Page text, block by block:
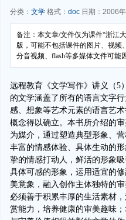
分类： 文学 格式： doc 日期：2006
备注：本文章/文件仅为课件“浙江
版，可能不包括课件的图片、视频
分音视频、flash等多媒体文件可能
远程教育《文学写作》讲义（5） 审美文体 文学是语言的艺术，人们对它的理解有广狭之别。广义的文学涵盖了所有的语言文字行为与作品，包括口头与书面两种形式；狭义的文学则指综合了情感、想象等艺术元素的语言艺术行为与作品。在我国的魏晋时期，西方的16-18世纪，狭义的文学概念得以确立。本书所介绍的审美文体（也称文学文体）即指狭义的文学。 审美文体以语言文字为媒介，通过塑造典型形象、营构审美意境，反映社会生活、表达思想情感、体现审美趣味。独特丰富的情感体验、具体生动的形象刻画、意蕴深厚的审美特质是审美文体的鲜明特点，它主要以真挚的情感打动人，鲜活的形象吸引人，意味无穷的美感感染人。审美文体的创作要义在于通过塑造具体可感的形象，运用适宜的修辞技法，在作品当中营造含蓄蕴藉的审美意境，建构意蕴丰厚的审美意象，融入创作主体独特的审美体验，唤起读者不同层面的审美感悟。因此，要写好审美文体，必须善于积累丰厚的生活素材，注重真切细腻的情感体验；不断加强个人的美学修养，提高审美鉴赏能力，培养健康的审美趣味；增强语言驾驭能力，拓展艺术想象力。这样，才能创造出认识价值与审美价值相得益彰的文学佳作。 审美文体的表现形态是多种多样的，通常有“二分法”、“三分法”、“四分法”等几种分类方式。 我国古代习惯上将文学作品分为韵文和散文两大类。把诗、赋这样在语言上讲究音节韵律的文学样式称为韵文，而将寓言、神话等其它不讲究音节韵律的散体文章统称为散文。 “三分法”是西方较为流行的分类方法，根据塑造艺术形象方式的不同，把文学文体分为叙事类、抒情类和戏剧类。叙事类文学主要通过塑造人物形象、描述事件来反映现实生活；抒情类文学主要通过抒发作者个人的情致反映现实生活；戏剧类文学则主要通过对人物、事件、时间和场景的精心安排，依靠人物的语言行动展开强烈的戏剧冲突，塑造鲜明的人物形象，充分体现戏剧的主题。还有人根据文学这一审美意识形态对现实反映方式的不同，将审美文体划分为现实型、理想型和象征型三类。现实型文学重在以写实的方式再现客观现实，理想型文学重在以直接抒情的方式表现主观理想，象征型文学则重在以暗示的方式寄寓审美意蕴。 “四分法”是“五四”以来我国文艺理论界较为常用的分类方法。一般地，根据文学作品在语言运用、结构方式、表现手法等外部形态方面的基本特点，分为诗歌、散文、小说和戏剧文学。“四分法”相对于“二分法”、“三分法”来说，既考虑到了审美文体艺术形象的构成特点，又注意到了各种体裁的差异，更具科学性与概括力。 本课程采信“四分法”，分别对诗歌、散文、小说和戏剧文学进行介绍。 第四章 诗 歌 一、诗歌的涵义 诗歌是一种高度凝练集中地反映生活，用丰富的想像、富有节奏感和韵律美的语言来抒发情感的文学体裁。诗歌渊远流长，是人类历史上最早出现的一种文学样式。古代称合乐者为歌，不合乐者为诗，近现代一般统称为诗歌或诗。 我想，在文艺作品发生的次序中，恐怕是诗歌在先，小说在后的。诗歌起于劳动和宗教。其一，因劳动时，一面工作，一面唱歌，可以忘却劳苦，所以从单纯的呼叫发展开去，直到发挥自己的心意和感情，并偕有自然的韵调；其二，是因为原始民族对于神明，渐因畏惧而生敬仰，于是歌颂其威灵，赞叹其功烈，也就成了诗歌的起源。……所以诗歌是韵文，从劳动时发生的；小说是散文，从休息时发生的。 摘自《鲁迅全集·中国小说的历史的变迁》 诗歌与音乐跳舞是同源的，而且在最初是一种三位一体的综合艺术。古希腊的诗歌跳舞音乐三种艺术都起源于酒神祭典。酒神(Dionysus)是繁殖的象征，在他的祭典中，主祭者和信徒们披戴葡萄及各种植物枝叶，狂歌曼舞，助以竖琴(Lyfe)各种乐器。从这祭典的歌舞中后来演出抒情诗，(原为颂神诗，)再后来演为悲剧及喜剧(原为扮酒神的主祭官和与祭者的对唱。)这是歌舞乐同源的最早证据(参看Aristotle：Poetics；Euripides：Bacchae；Nietzsche：Bith of Tragedy诸书)。 近代西方学者对于非澳诸洲土人的研究，以及中国学者对于边疆民族如苗、瑶、萨、满诸部落的研究，所得到的歌乐舞同源的证据更多。 摘自《朱光潜美学文学论文选集》 （二）诗歌的发展历史 春秋时期编成的《诗经》是中国最早的诗歌总集，标志着我国诗歌完成了从口头到书面、民间到宫廷的转变。战国时代，以屈原为代表的《楚辞》骚体诗的出现则标志着我国诗歌从民间集体歌唱向诗人独立创作的更高阶段的发展。此后，中国古典诗歌经过汉乐府民歌、五言古体诗的发展，魏晋南北朝时期“建安风骨”的形成，晋宋之际玄言诗、山水诗的更迭，至唐代步入全盛时期，李白、杜甫双峰并峙，是盛唐诗歌的杰出代表。兴于唐盛于宋可合乐歌唱的新诗体——词及元代出现的曲，进一步丰富了中国古典诗歌园地。 诗经 周南·关雎 关关雎鸠，在河之洲。窈窕淑女，君子好逑。 参差荇菜，左右流之。窈窕淑女，寤寐求之。 求之不得，寤寐思服。悠哉悠哉，辗转反侧。 参差荇菜，左右采之。窈窕淑女，琴瑟友之。 参差荇菜，左右芼之。窈窕淑女，钟鼓乐之。 离骚（节选） 帝高阳之苗裔兮，朕皇考曰伯庸。摄提贞于孟陬兮，惟庚寅吾以降。 皇览揆余于初度兮，肇锡余亦嘉名：名余曰正则兮，字余曰灵均。 纷吾既有此内美兮，又重之以修能：扈江离与辟芷兮，纫秋兰以为佩。 汩余若将不及兮，恐年岁之不吾与。朝搴阰之木兰兮，夕揽洲之宿莽。 日月忽其不淹兮，春与秋其代序。惟草木之零落兮，恐美人之迟暮。 汉乐府选 上邪 上邪！我欲与君相知，长命无绝衰。山无陵，江水为竭，冬雷震震，夏雨雪，天地合，乃敢与君绝！ 江南 江南可採莲，莲叶何田田。鱼戏莲叶东，鱼戏莲叶西，鱼戏莲叶南，鱼戏莲叶北。 近现代之交，白话诗应时而生。其后，新格律诗、自由体诗、散文诗等新诗亚种如雨后春笋层出不穷。白话诗逐渐成为我国诗歌发展的主流。当代朦胧诗等新派诗歌的出现又为诗歌园地再添新绿。 二、诗歌的类型 （一）根据诗歌内容性质（有无完整的情节、典型的人物形象）和表达方式的不同，可以分为抒情诗和叙事诗。 1、抒情诗 抒情诗主要是抒发诗人对生活的真挚情致和感受,或托物言志，或借景抒情，或直抒胸臆。一般没有完整的故事情节和具体的人物形象。根据抒情诗反映内容的不同，又可再分为颂歌、哀歌、情歌，田园诗、山水诗、讽刺诗等几种。 （1）颂歌。颂歌是由对神灵恩泽和祖先功德的唱颂发展而来的一种古老的文学体裁。古代颂歌作者是代表部族进行祈祷的，所以弥漫其间的是“我们”而不是“我”的声音。近、现代颂歌中抒情主人公的个性品质逐步凸显。 致大海（节选） 普希金 再见吧，自由的原素！ 最后一次了，在我眼前 你的蓝色的浪头翻滚起伏， 你的骄傲的美闪烁壮观。 仿佛友人的忧郁的絮语， 仿佛他别离一刻的招呼， 最后一次了，我听着你的 喧声呼唤，你的沉郁的吐诉。 我全心渴望的国度啊，大海！ 多么常常地，在你的岸上 我静静地，迷惘地徘徊， 苦思着我那珍爱的愿望。 啊，我多么爱听你的回声， 那喑哑的声音，那深渊之歌， 我爱听你黄昏时分的幽静， 和你任性的脾气的发作！ 渔人的渺小的帆凭着 你的喜怒无常的保护 在两齿之间大胆地滑过， 但你若汹涌起来，无法克